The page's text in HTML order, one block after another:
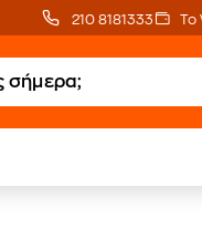
210 8181333 Το